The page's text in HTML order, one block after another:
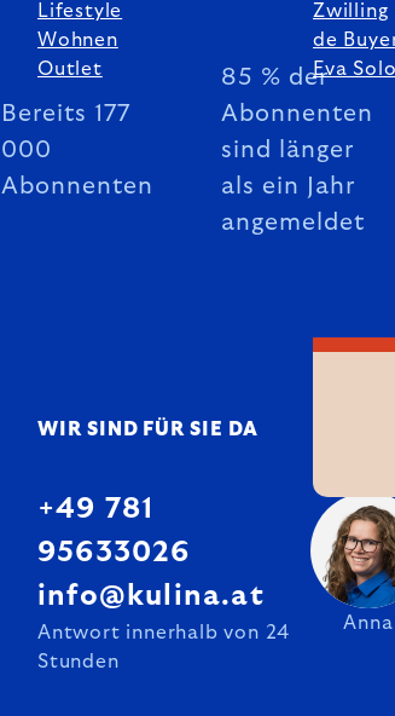
Bereits 177
000
Abonnenten
85 % der
Abonnenten
sind länger
als ein Jahr
angemeldet
Lifestyle
Wohnen
Outlet
Zwilling
de
Eva Solo
WIR SIND FÜR SIE DA
Anna
+49 781
95633026
info@kulina.at
Antwort innerhalb von 24
Stunden